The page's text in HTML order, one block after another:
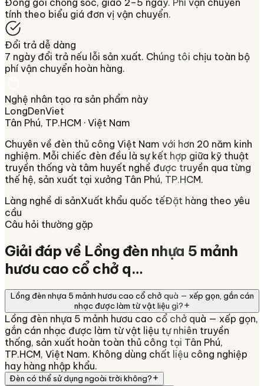
Đóng gói chống sốc, giao 2–5 ngày. Phí vận chuyển
tính theo biểu giá đơn vị vận chuyển.
Đổi trả dễ dàng
7 ngày đổi trả nếu lỗi sản xuất. Chúng tôi chịu toàn bộ
phí vận chuyển hoàn hàng.
Nghệ nhân tạo ra sản phẩm này
LongDenViet
Tân Phú, TP.HCM · Việt Nam
Chuyên về đèn thủ công Việt Nam với hơn 20 năm kinh
nghiệm. Mỗi chiếc đèn đều là sự kết hợp giữa kỹ thuật
truyền thống và tâm huyết nghề được truyền qua từng
thế hệ, sản xuất tại xưởng Tân Phú, TP.HCM.
Làng nghề di sảnXuất khẩu quốc tếĐặt hàng theo yêu
cầu
Câu hỏi thường gặp
Giải đáp về Lồng đèn nhựa 5 mảnh
hươu cao cổ chở q…
Lồng đèn nhựa 5 mảnh hươu cao cổ chở quà — xếp gọn, gắn cán
nhạc được làm từ vật liệu gì?
Lồng đèn nhựa 5 mảnh hươu cao cổ chở quà — xếp gọn,
gắn cán nhạc được làm từ vật liệu tự nhiên truyền
thống, sản xuất hoàn toàn thủ công tại Tân Phú,
TP.HCM, Việt Nam. Không dùng chất liệu công nghiệp
hay hàng nhập khẩu.
Đèn có thể sử dụng ngoài trời không?